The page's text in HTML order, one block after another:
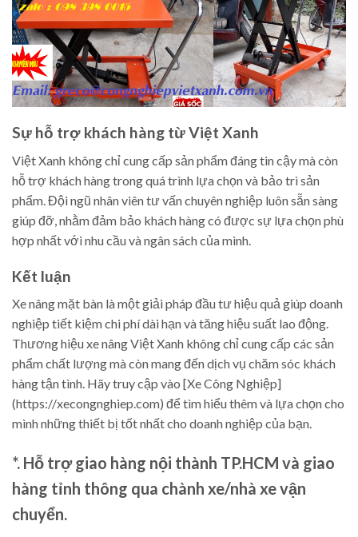
Sự hỗ trợ khách hàng từ Việt Xanh
Việt Xanh không chỉ cung cấp sản phẩm đáng tin cậy mà còn
hỗ trợ khách hàng trong quá trình lựa chọn và bảo trì sản
phẩm. Đội ngũ nhân viên tư vấn chuyên nghiệp luôn sẵn sàng
giúp đỡ, nhằm đảm bảo khách hàng có được sự lựa chọn phù
hợp nhất với nhu cầu và ngân sách của mình.
Kết luận
Xe nâng mặt bàn là một giải pháp đầu tư hiệu quả giúp doanh
nghiệp tiết kiệm chi phí dài hạn và tăng hiệu suất lao động.
Thương hiệu xe nâng Việt Xanh không chỉ cung cấp các sản
phẩm chất lượng mà còn mang đến dịch vụ chăm sóc khách
hàng tận tình. Hãy truy cập vào [Xe Công Nghiệp]
(https://xecongnghiep.com) để tìm hiểu thêm và lựa chọn cho
mình những thiết bị tốt nhất cho doanh nghiệp của bạn.
*. Hỗ trợ giao hàng nội thành TP.HCM và giao
hàng tỉnh thông qua chành xe/nhà xe vận
chuyển.